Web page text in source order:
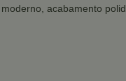
acabamento